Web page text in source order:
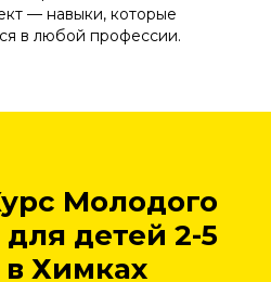
— навыки, которые
в любой профессии.
Молодого
детей 2-5
в Химках